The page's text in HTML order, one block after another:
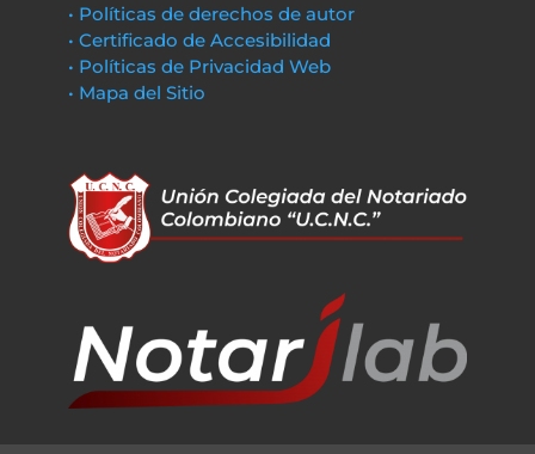
• Políticas de derechos de autor
• Certificado de Accesibilidad
• Políticas de Privacidad Web
• Mapa del Sitio